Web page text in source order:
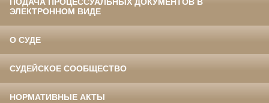
ЭЛЕКТРОННОМ ВИДЕ
О СУДЕ
СУДЕЙСКОЕ СООБЩЕСТВО
НОРМАТИВНЫЕ АКТЫ